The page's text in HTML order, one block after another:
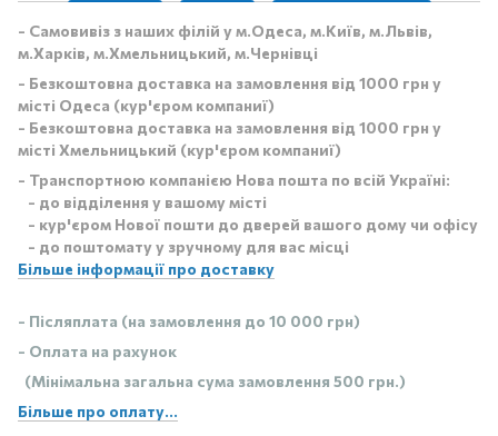
- Самовивіз з наших філій у м.Одеса, м.Київ, м.Львів,
м.Харків, м.Хмельницький, м.Чернівці
- Безкоштовна доставка на замовлення від 1000 грн у
місті Одеса (кур'єром компаниї)
- Безкоштовна доставка на замовлення від 1000 грн у
місті Хмельницький (кур'єром компаниї)
- Транспортною компанією Нова пошта по всій Україні:
- до відділення у вашому місті
- кур'єром Нової пошти до дверей вашого дому чи офісу
- до поштомату у зручному для вас місці
Більше інформації про доставку
- Післяплата (на замовлення до 10 000 грн)
- Оплата на рахунок
(Мінімальна загальна сума замовлення 500 грн.)
Більше про оплату...